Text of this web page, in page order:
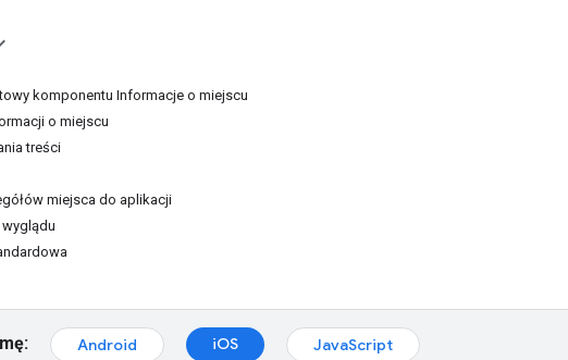
komponentu Informacje o miejscu
o miejscu
treści
miejsca do aplikacji
wyglądu
Android iOS JavaScript